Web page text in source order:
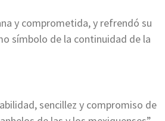
y comprometida, y refrendó su
símbolo de la continuidad de la
sencillez y compromiso de